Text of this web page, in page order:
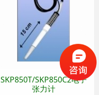
SKP850T/SKP850C2电子
张力计